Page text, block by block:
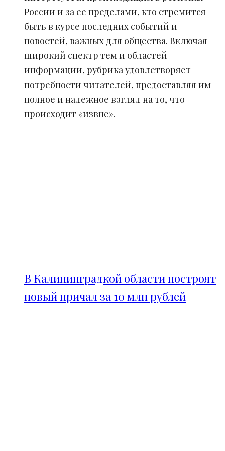
России и за ее пределами, кто стремится
быть в курсе последних событий и
новостей, важных для общества. Включая
широкий спектр тем и областей
информации, рубрика удовлетворяет
потребности читателей, предоставляя им
полное и надежное взгляд на то, что
происходит «извне».
В Калининградкой области построят
новый причал за 10 млн рублей